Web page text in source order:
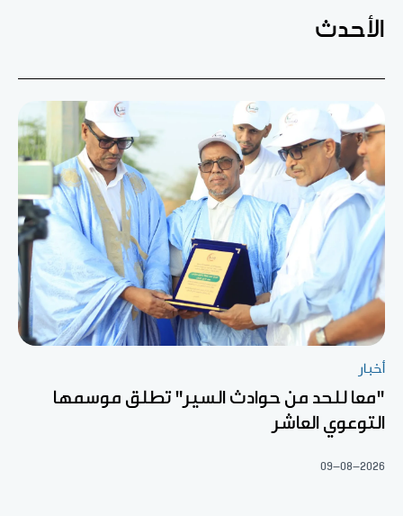
الأحدث
أخبار
"معا للحد من حوادث السير" تطلق موسمها
التوعوي العاشر
09-08-2026